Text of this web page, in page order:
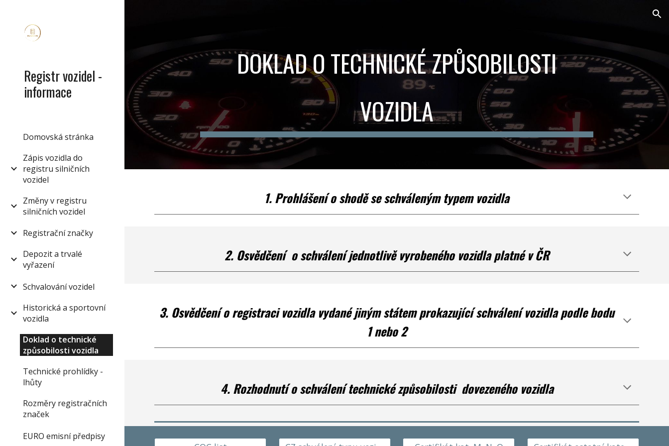
Registr vozidel -
informace
Domovská stránka
Zápis vozidla do
registru silničních
vozidel
Změny v registru
silničních vozidel
Registrační značky
Depozit a trvalé
vyřazení
Schvalování vozidel
Historická a sportovní
vozidla
Doklad o technické
způsobilosti vozidla
Technické prohlídky -
lhůty
Rozměry registračních
značek
EURO emisní předpisy
DOKLAD O TECHNICKÉ ZPŮSOBILOSTI
VOZIDLA
1. Prohlášení o shodě se schváleným typem vozidla
2. Osvědčení o schválení jednotlivě vyrobeného vozidla platné v ČR
3. Osvědčení o registraci vozidla vydané jiným státem prokazující schválení vozidla podle bodu
1 nebo 2
4. Rozhodnutí o schválení technické způsobilosti dovezeného vozidla